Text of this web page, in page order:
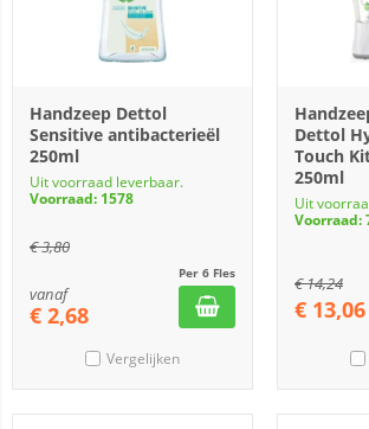
Handzeep Dettol
Sensitive antibacterieël
250ml
Uit voorraad leverbaar.
Voorraad: 1578
€3,80
Per 6 Fles
vanaf
€ 2,68
Vergelijken
Dettol
Touch
250ml
Uit
Voorraad:
€14,24
€ 13,06